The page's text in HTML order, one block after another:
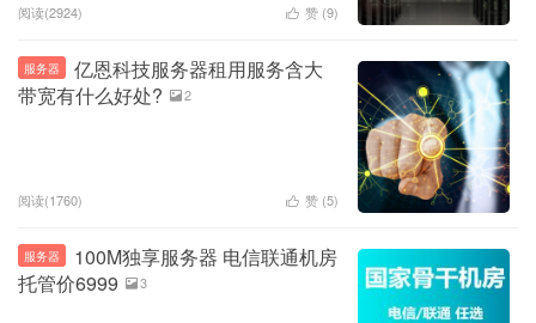
阅读(2924)  赞 (9)
服务器
亿恩科技服务器租用服务含大
带宽有什么好处?
2
阅读(1760)  赞 (5)
服务器
100M独享服务器 电信联通机房
托管价6999
3